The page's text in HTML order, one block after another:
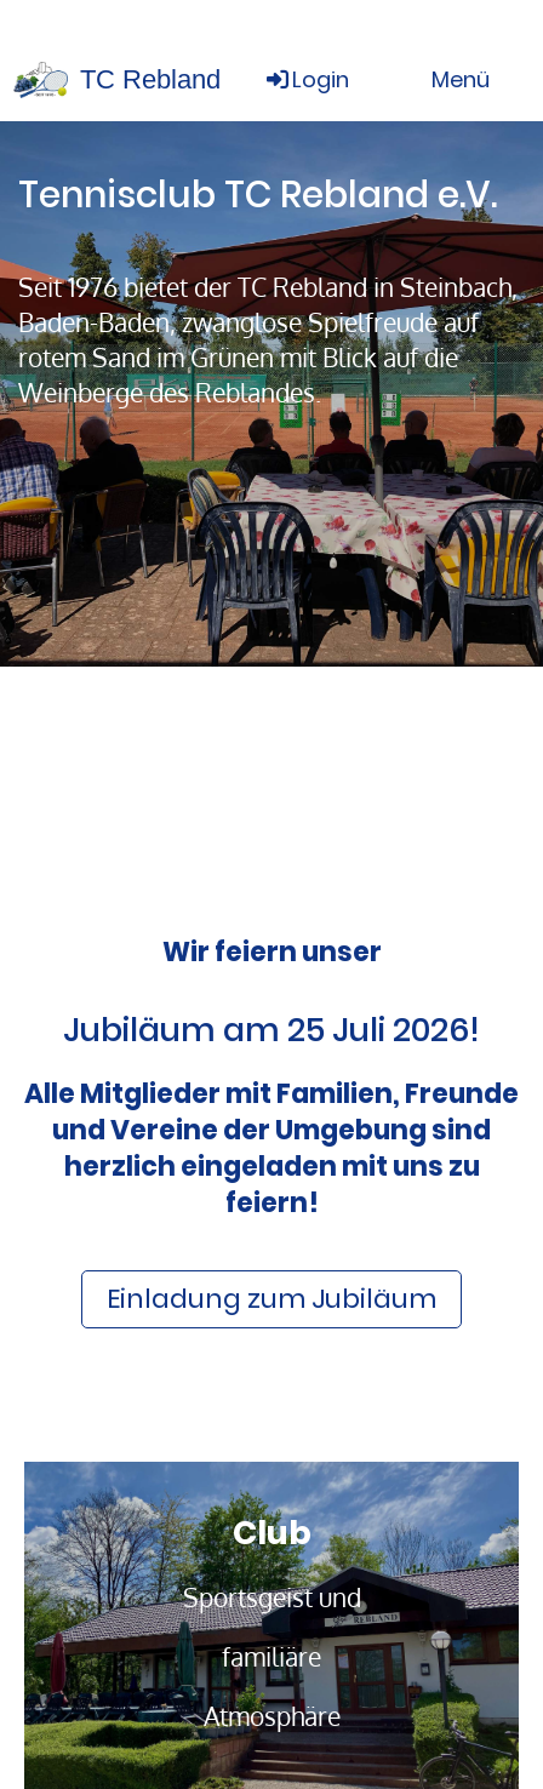
Menü
Login
TC Rebland
Tennisclub TC Rebland e.V.
Seit 1976 bietet der TC Rebland in Steinbach,
Baden-Baden, zwanglose Spielfreude auf
rotem Sand im Grünen mit Blick auf die
Weinberge des Reblandes.
Wir feiern unser
Jubiläum am 25 Juli 2026!
Alle Mitglieder mit Familien, Freunde
und Vereine der Umgebung sind
herzlich eingeladen mit uns zu
feiern!
Einladung zum Jubiläum
Club
Sportsgeist und
familiäre
Atmosphäre